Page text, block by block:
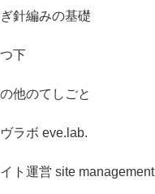
針編みの基礎
下
他のてしごと
ラボ eve.lab.
ト運営 site management